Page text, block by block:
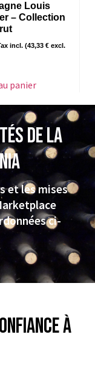
Louis
– Collection
incl. (43,33 € excl.
panier
de la
et les mises
ci-
à